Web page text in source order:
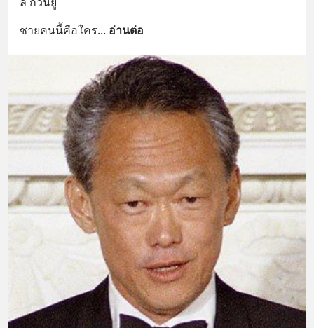
ชายคนนี้คือใคร... อ่านต่อ